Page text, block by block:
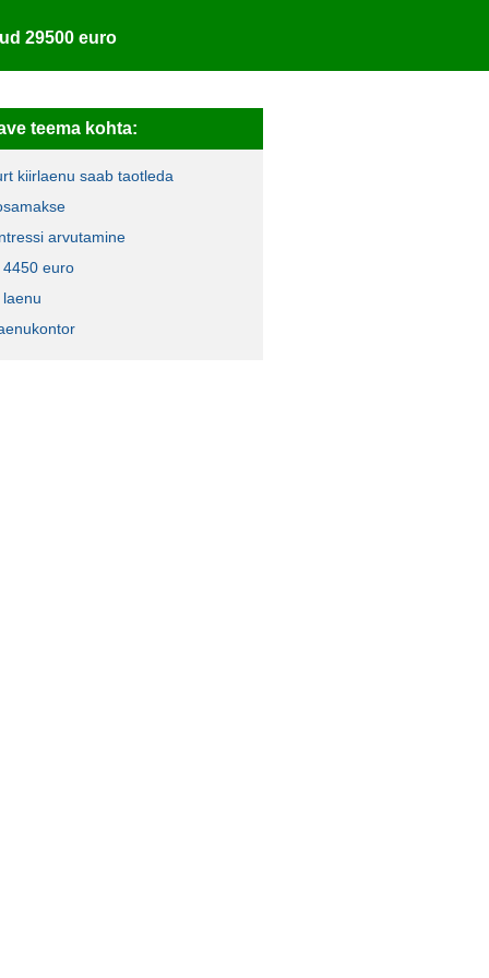
29500 euro
teema kohta:
kiirlaenu saab taotleda
arvutamine
euro